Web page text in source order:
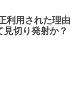
利用された理由
切り発射か？